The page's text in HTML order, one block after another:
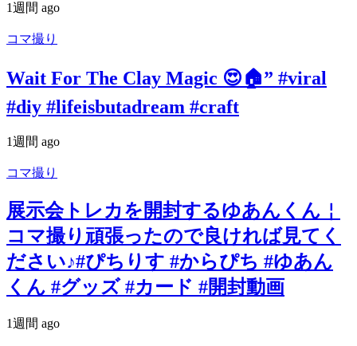
1週間 ago
コマ撮り
Wait For The Clay Magic 😍🏠” #viral
#diy #lifeisbutadream #craft
1週間 ago
コマ撮り
展示会トレカを開封するゆあんくん￤
コマ撮り頑張ったので良ければ見てく
ださい♪#ぴちりす #からぴち #ゆあん
くん #グッズ #カード #開封動画
1週間 ago